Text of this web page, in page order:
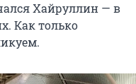
Хайруллин — в
Как только